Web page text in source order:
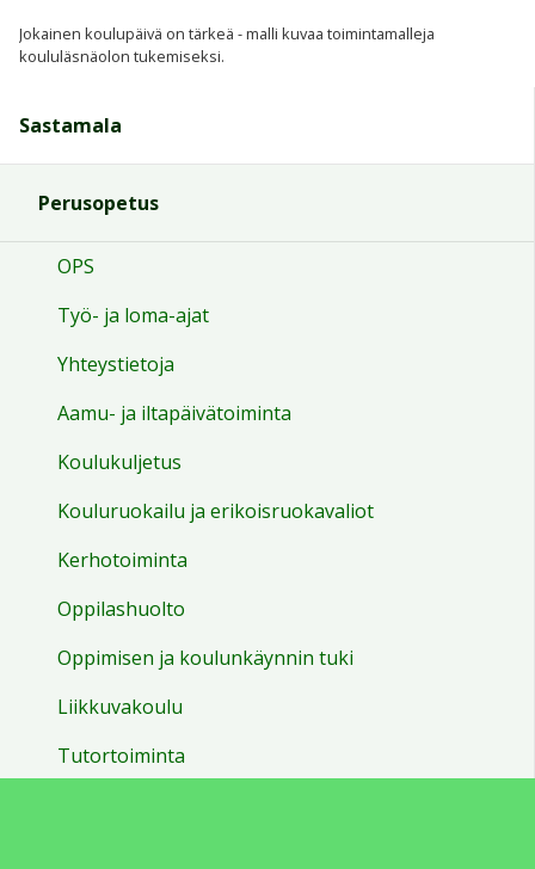
Jokainen koulupäivä on tärkeä - malli kuvaa toimintamalleja
koululäsnäolon tukemiseksi.
Sastamala
Perusopetus
OPS
Työ- ja loma-ajat
Yhteystietoja
Aamu- ja iltapäivätoiminta
Koulukuljetus
Kouluruokailu ja erikoisruokavaliot
Kerhotoiminta
Oppilashuolto
Oppimisen ja koulunkäynnin tuki
Liikkuvakoulu
Tutortoiminta